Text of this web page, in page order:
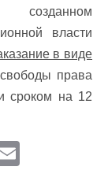
власти
в виде
права
сроком на 12